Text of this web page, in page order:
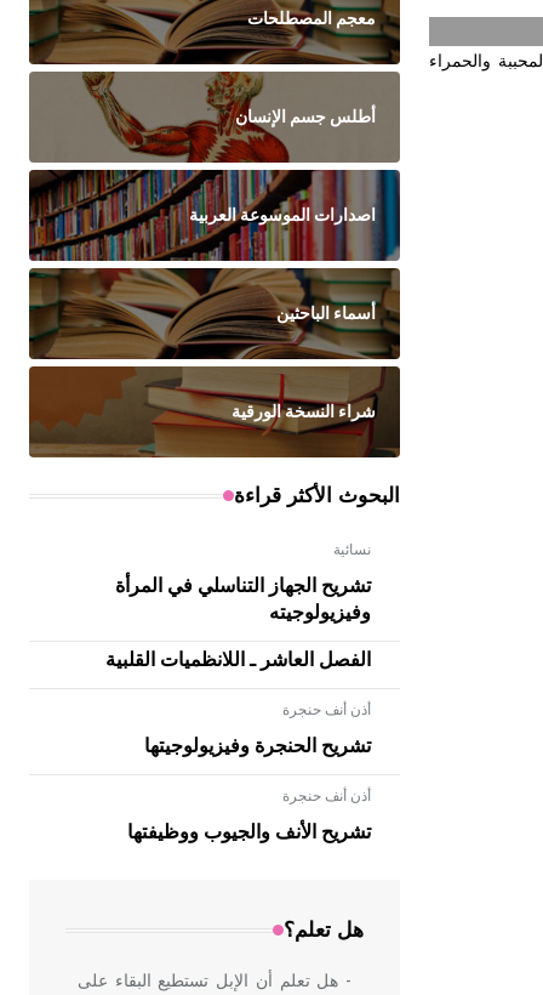
والحمراء
معجم المصطلحات
أطلس جسم الإنسان
اصدارات الموسوعة العربية
أسماء الباحثين
شراء النسخة الورقية
البحوث الأكثر قراءة
نسائية
تشريح الجهاز التناسلي في المرأة
وفيزيولوجيته
الفصل العاشر ـ اللانظميات القلبية
أذن أنف حنجرة
تشريح الحنجرة وفيزيولوجيتها
أذن أنف حنجرة
تشريح الأنف والجيوب ووظيفتها
هل تعلم؟
- هل تعلم أن الأبلق نوع من الفنون
الهندسية التي ارتبطت بالعمارة الإسلامية
في بلاد الشام ومصر خاصة، حيث يحرص
- هل تعلم أن الإبل تستطيع البقاء على